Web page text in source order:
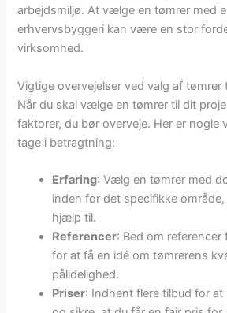
arbejdsmiljø. At vælge en tømrer med
erhvervsbyggeri kan være en stor
virksomhed.
Vigtige overvejelser ved valg af tømrer
Når du skal vælge en tømrer til dit
faktorer, du bør overveje. Her er nogle
tage i betragtning:
Erfaring: Vælg en tømrer med
inden for det specifikke
hjælp til.
Referencer: Bed om referencer
for at få en idé om tømrerens
pålidelighed.
Priser: Indhent flere tilbud for